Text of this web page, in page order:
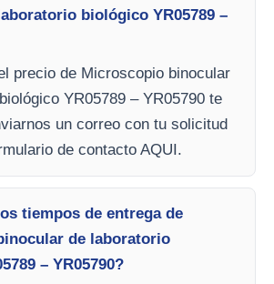
biológico YR05789 –
precio de Microscopio binocular
YR05789 – YR05790 te
un correo con tu solicitud
de contacto AQUI.
tiempos de entrega de
de laboratorio
– YR05790?